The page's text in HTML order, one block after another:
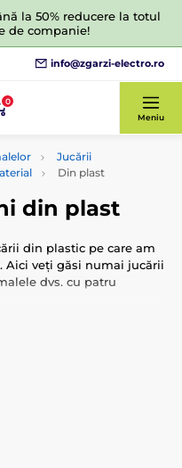
la 50% reducere la totul
de companie!
info@zgarzi-electro.ro
0
Meniu
Jucării
Din plast
din plast
din plastic pe care am
Aici veți găsi numai jucării
dvs. cu patru